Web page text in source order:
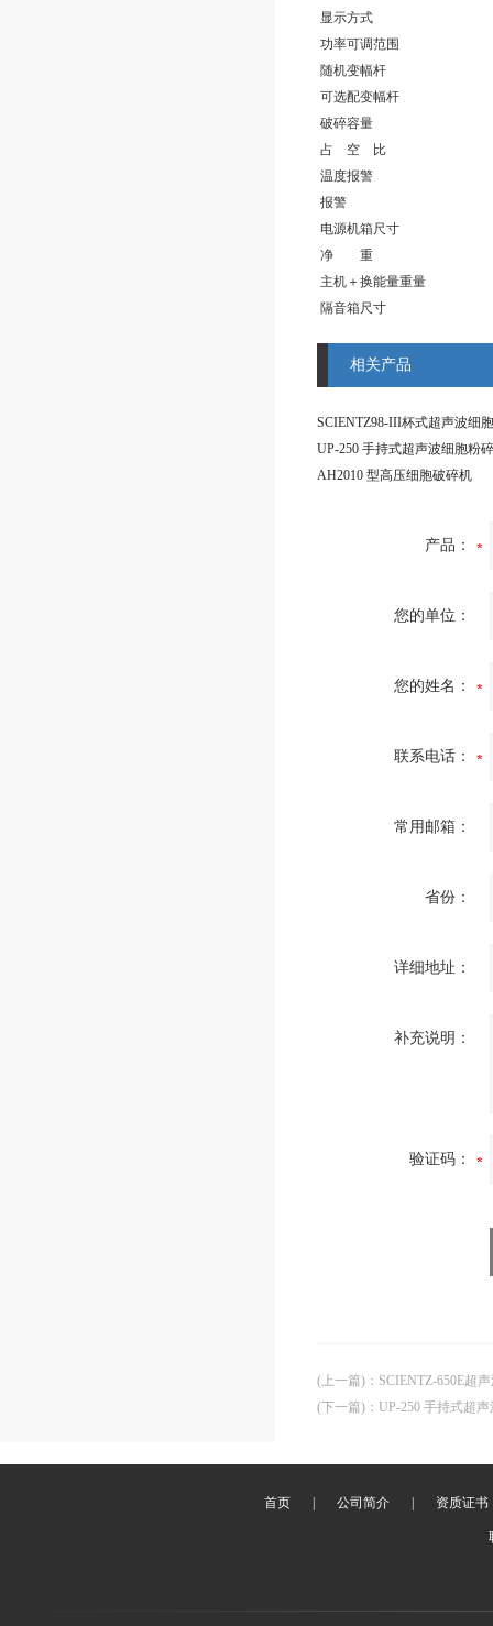
显示方式
功率可调范围
随机变幅杆
可选配变幅杆
破碎容量
占 空 比
温度报警
报警
电源机箱尺寸
净 重
主机＋换能量重量
隔音箱尺寸
相关产品
SCIENTZ98-III杯式超声波细
UP-250 手持式超声波细胞粉
AH2010 型高压细胞破碎机
产品：
您的单位：
您的姓名：
联系电话：
常用邮箱：
省份：
详细地址：
补充说明：
验证码：
(上一篇) ： SCIENTZ-650E超
(下一篇) ： UP-250 手持式超
首页 公司简介 资质证书